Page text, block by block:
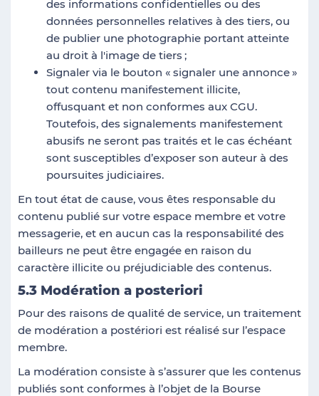
des informations confidentielles ou des
données personnelles relatives à des tiers, ou
de publier une photographie portant atteinte
au droit à l'image de tiers ;
Signaler via le bouton « signaler une annonce»
tout contenu manifestement illicite,
offusquant et non conformes aux CGU.
Toutefois, des signalements manifestement
abusifs ne seront pas traités et le cas échéant
sont susceptibles d’exposer son auteur à des
poursuites judiciaires.
En tout état de cause, vous êtes responsable du
contenu publié sur votre espace membre et votre
messagerie, et en aucun cas la responsabilité des
bailleurs ne peut être engagée en raison du
caractère illicite ou préjudiciable des contenus.
5.3 Modération a posteriori
Pour des raisons de qualité de service, un traitement
de modération a postériori est réalisé sur l’espace
membre.
La modération consiste à s’assurer que les contenus
publiés sont conformes à l’objet de la Bourse